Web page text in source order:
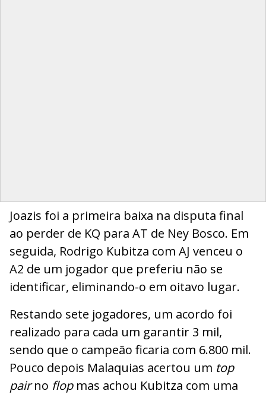
Joazis foi a primeira baixa na disputa final
ao perder de KQ para AT de Ney Bosco. Em
seguida, Rodrigo Kubitza com AJ venceu o
A2 de um jogador que preferiu não se
identificar, eliminando-o em oitavo lugar.
Restando sete jogadores, um acordo foi
realizado para cada um garantir 3 mil,
sendo que o campeão ficaria com 6.800 mil.
Pouco depois Malaquias acertou um top
pairno flopmas achou Kubitza com uma